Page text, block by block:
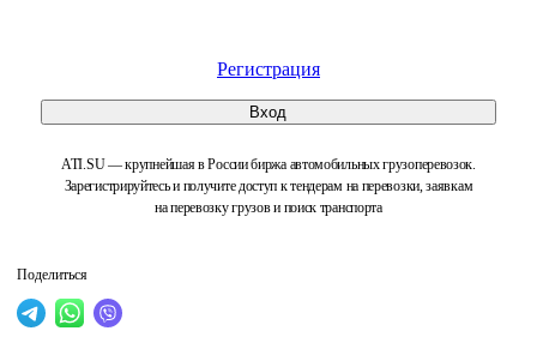
Регистрация
Вход
ATI.SU — крупнейшая в России биржа автомобильных грузоперевозок.
Зарегистрируйтесь и получите доступ к тендерам на перевозки, заявкам
на перевозку грузов и поиск транспорта
Поделиться